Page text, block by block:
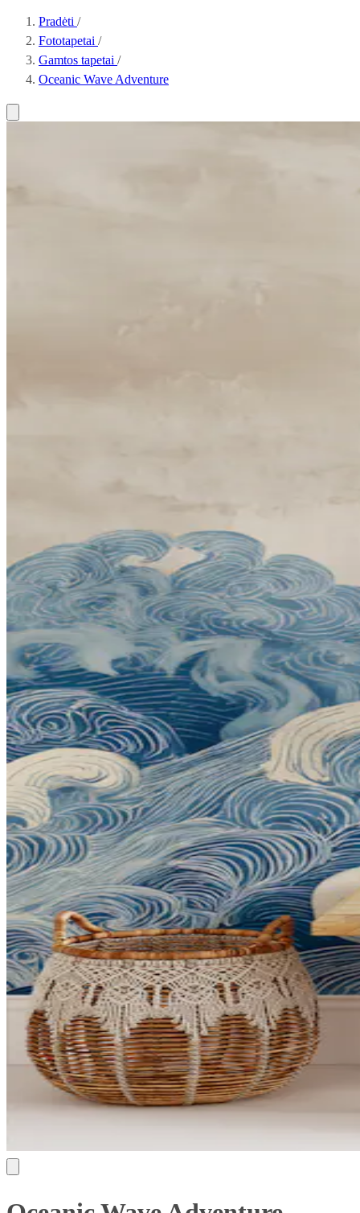
Pradėti /
Fototapetai /
Gamtos tapetai /
Oceanic Wave Adventure